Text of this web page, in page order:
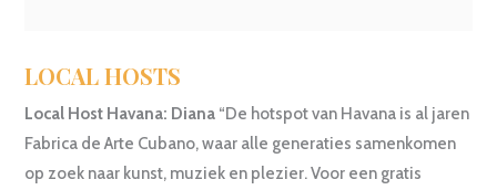
LOCAL HOSTS
Local Host Havana: Diana “De hotspot van Havana is al jaren
Fabrica de Arte Cubano, waar alle generaties samenkomen
op zoek naar kunst, muziek en plezier. Voor een gratis